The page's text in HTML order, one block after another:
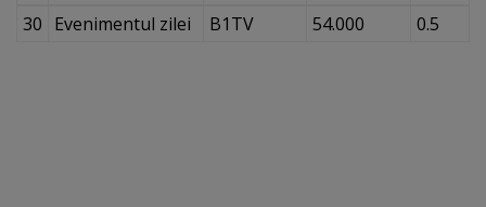
30 Evenimentul zilei B1TV 54.000 0.5